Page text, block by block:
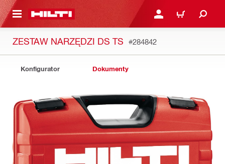
GŁÓWNEJ ZALOGUJ SIĘ LUB
KOSZYK
ZESTAW NARZĘDZI DS TS #284842
Konfigurator Dokumenty